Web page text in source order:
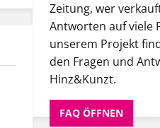
Zeitung, wer
Antworten auf viele
unserem Projekt
den Fragen und
Hinz&Kunzt.
FAQ ÖFFNEN